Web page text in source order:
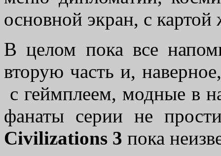
основной экран, с картой
В целом пока все
вторую часть и,
с геймплеем, модные в
фанаты серии не
Civilizations 3 пока